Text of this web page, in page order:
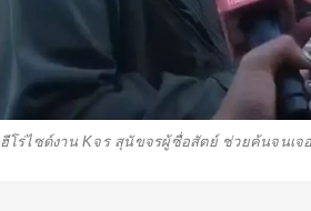
ฮีโร่ไซด์งาน Kจร สุนัขจรผู้ซื่อสัตย์ ช่วยค้นจนเจ